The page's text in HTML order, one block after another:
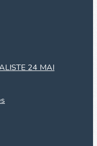
24 MAI